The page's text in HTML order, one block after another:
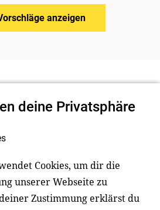
anzeigen
deine Privatsphäre
Cookies, um dir die
unserer Webseite zu
Zustimmung erklärst du